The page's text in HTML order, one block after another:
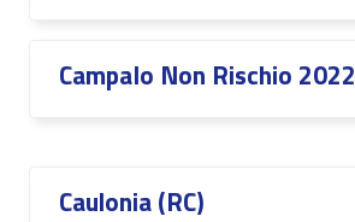
CampaIo Non Rischio 2022
Caulonia (RC)